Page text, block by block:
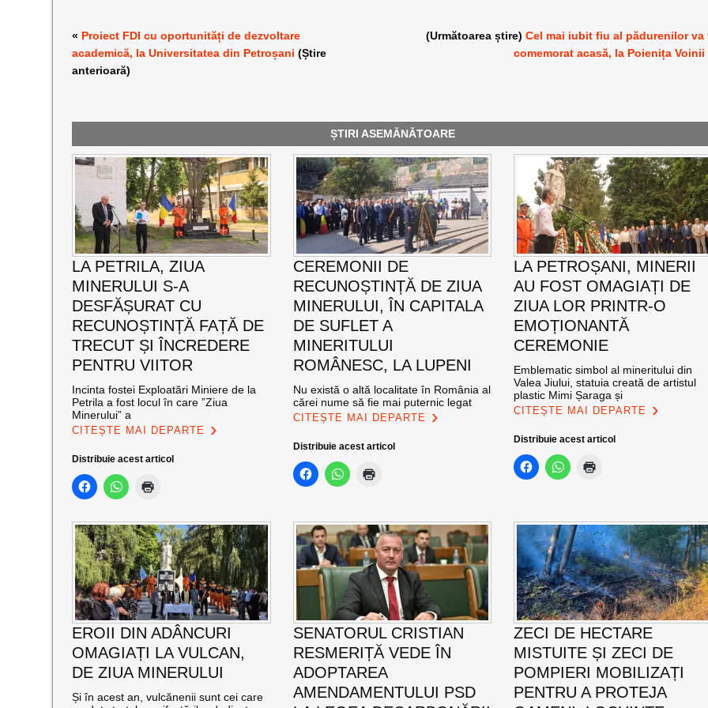
« Proiect FDI cu oportunități de dezvoltare
academică, la Universitatea din Petroșani (Știre
anterioară)
(Următoarea știre)Cel mai iubit fiu al pădurenilor va
comemorat acasă, la Poienița Voinii
ȘTIRI ASEMĂNĂTOARE
LA PETRILA, ZIUA
MINERULUI S-A
DESFĂȘURAT CU
RECUNOȘTINȚĂ FAȚĂ DE
TRECUT ȘI ÎNCREDERE
PENTRU VIITOR
Incinta fostei Exploatări Miniere de la
Petrila a fost locul în care ”Ziua
Minerului” a
CITEȘTE MAI DEPARTE
Distribuie acest articol
CEREMONII DE
RECUNOȘTINȚĂ DE ZIUA
MINERULUI, ÎN CAPITALA
DE SUFLET A
MINERITULUI
ROMÂNESC, LA LUPENI
Nu există o altă localitate în România al
cărei nume să fie mai puternic legat
CITEȘTE MAI DEPARTE
Distribuie acest articol
LA PETROȘANI, MINERII
AU FOST OMAGIAȚI DE
ZIUA LOR PRINTR-O
EMOȚIONANTĂ
CEREMONIE
Emblematic simbol al mineritului din
Valea Jiului, statuia creată de artistul
plastic Mimi Șaraga și
CITEȘTE MAI DEPARTE
Distribuie acest articol
EROII DIN ADÂNCURI
OMAGIAȚI LA VULCAN,
DE ZIUA MINERULUI
Și în acest an, vulcănenii sunt cei care
SENATORUL CRISTIAN
RESMERIȚĂ VEDE ÎN
ADOPTAREA
AMENDAMENTULUI PSD
ZECI DE HECTARE
MISTUITE ȘI ZECI DE
POMPIERI MOBILIZAȚI
PENTRU A PROTEJA